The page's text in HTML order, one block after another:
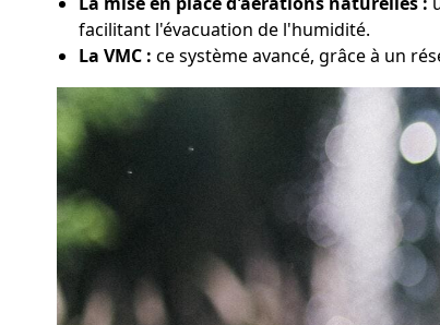
facilitant l'évacuation de l'humidité.
La VMC : ce système avancé, grâce à un